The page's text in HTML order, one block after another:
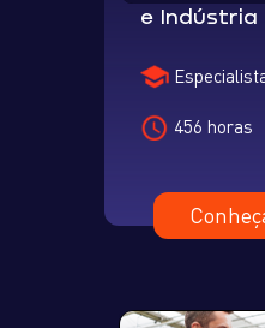
e Indústria
456 horas